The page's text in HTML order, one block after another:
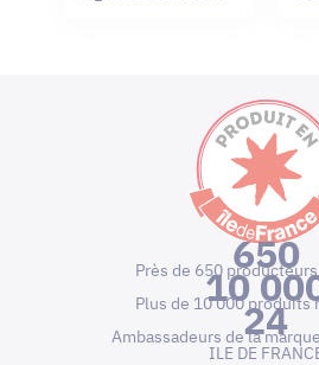
650
Près de 65010
Plus de 10 000 produits
24
Ambassadeurs de la
ILE DE